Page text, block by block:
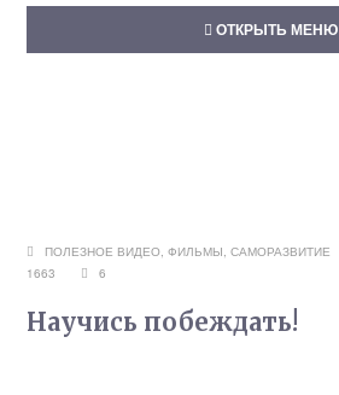
ОТКРЫТЬ МЕНЮ
ПОЛЕЗНОЕ ВИДЕО, ФИЛЬМЫ,САМОРАЗВИТИЕ
1663
6
Научись побеждать!